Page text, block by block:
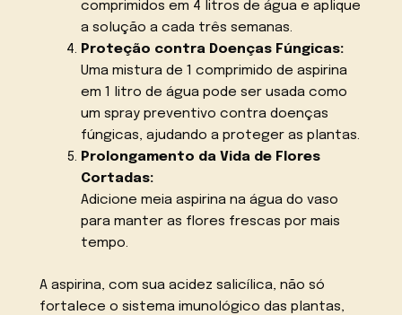
comprimidos em 4 litros de água e aplique
a solução a cada três semanas.
Proteção contra Doenças Fúngicas:
Uma mistura de 1 comprimido de aspirina
em 1 litro de água pode ser usada como
um spray preventivo contra doenças
fúngicas, ajudando a proteger as plantas.
Prolongamento da Vida de Flores
Cortadas:
Adicione meia aspirina na água do vaso
para manter as flores frescas por mais
tempo.
A aspirina, com sua acidez salicílica, não só
fortalece o sistema imunológico das plantas,